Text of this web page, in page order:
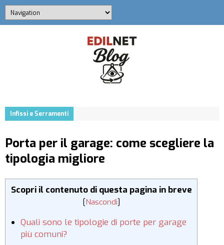
Infissi e Serramenti
Porta per il garage: come scegliere la
tipologia migliore
Scopri il contenuto di questa pagina in breve
[Nascondi]
Quali sono le tipologie di porte per garage
più comuni?